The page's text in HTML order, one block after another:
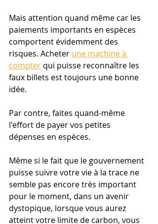
Mais attention quand même car les
paiements importants en espèces
comportent évidemment des
risques. Acheter une machine à
compter qui puisse reconnaître les
faux billets est toujours une bonne
idée.
Par contre, faites quand-même
l'effort de payer vos petites
dépenses en espèces.
Même si le fait que le gouvernement
puisse suivre votre vie à la trace ne
semble pas encore très important
pour le moment, dans un avenir
dystopique, lorsque vous aurez
atteint votre limite de carbon, vous